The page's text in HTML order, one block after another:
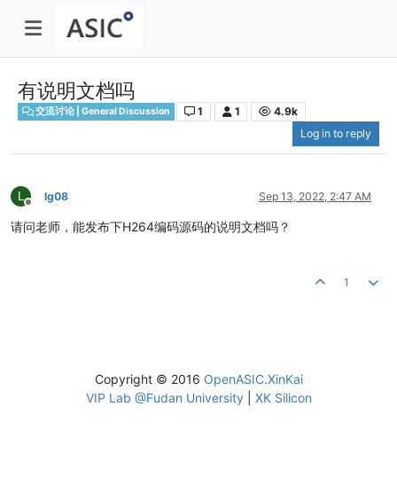
有说明文档吗
交流讨论 | General Discussion 1 1
4.9k
Log in to reply
L
Offline
lg08 Sep 13, 2022, 2:47 AM
请问老师，能发布下H264编码源码的说明文档吗？
1
Copyright © 2016 OpenASIC.XinKai
VIP Lab @Fudan University| XK Silicon